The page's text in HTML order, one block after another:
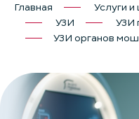
Главная Услуги и
УЗИ
УЗИ
УЗИ органов